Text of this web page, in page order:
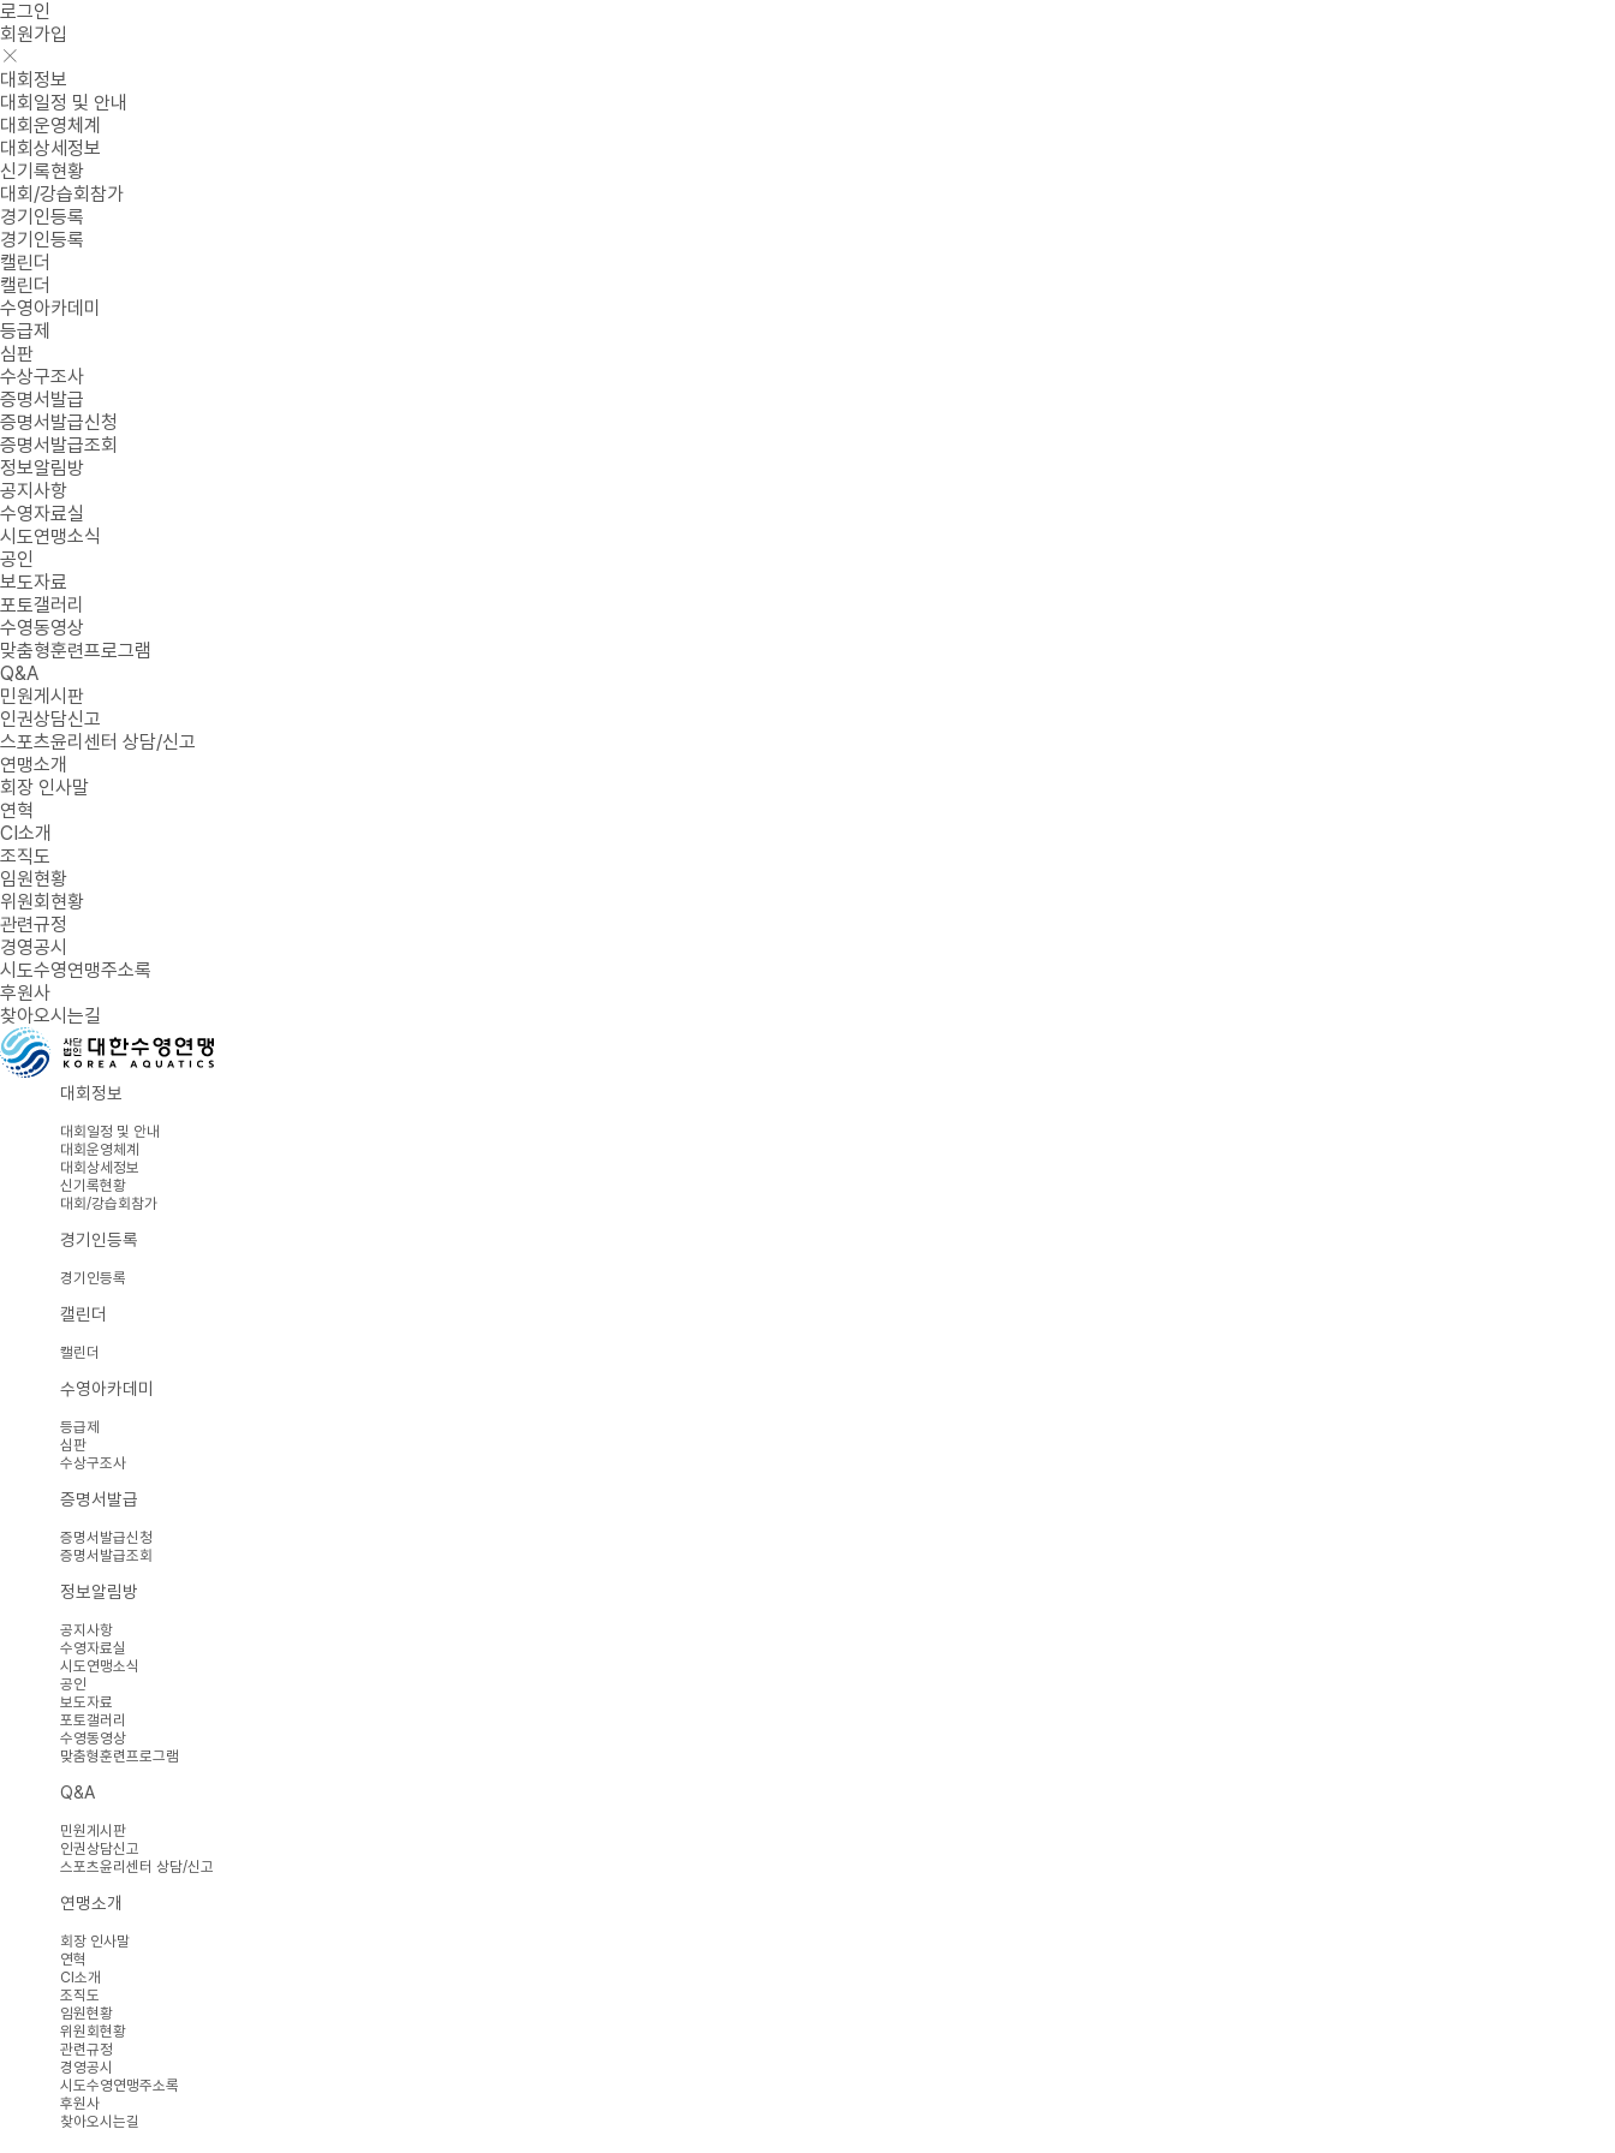
로그인
회원가입
대회정보
대회일정 및 안내
대회운영체계
대회상세정보
신기록현황
대회/강습회참가
경기인등록
경기인등록
캘린더
캘린더
수영아카데미
등급제
심판
수상구조사
증명서발급
증명서발급신청
증명서발급조회
정보알림방
공지사항
수영자료실
시도연맹소식
공인
보도자료
포토갤러리
수영동영상
맞춤형훈련프로그램
Q&A
민원게시판
인권상담신고
스포츠윤리센터 상담/신고
연맹소개
회장 인사말
연혁
CI소개
조직도
임원현황
위원회현황
관련규정
경영공시
시도수영연맹주소록
후원사
찾아오시는길
대회정보
대회일정 및 안내
대회운영체계
대회상세정보
신기록현황
대회/강습회참가
경기인등록
경기인등록
캘린더
캘린더
수영아카데미
등급제
심판
수상구조사
증명서발급
증명서발급신청
증명서발급조회
정보알림방
공지사항
수영자료실
시도연맹소식
공인
보도자료
포토갤러리
수영동영상
맞춤형훈련프로그램
Q&A
민원게시판
인권상담신고
스포츠윤리센터 상담/신고
연맹소개
회장 인사말
연혁
CI소개
조직도
임원현황
위원회현황
관련규정
경영공시
시도수영연맹주소록
후원사
찾아오시는길